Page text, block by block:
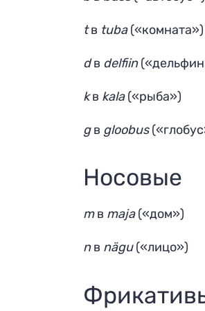
tв tuba(«комната»)
dв delfiin
kв kala(«рыба»)
gв gloobus
Носовые
mв maja(«дом»)
nв nägu(«лицо»)